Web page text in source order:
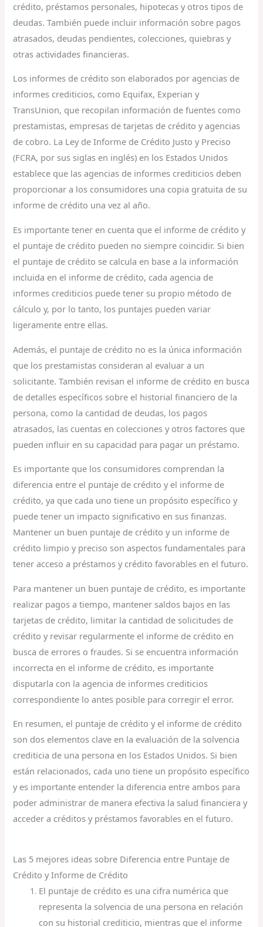
crédito, préstamos personales, hipotecas y otros tipos de
deudas. También puede incluir información sobre pagos
atrasados, deudas pendientes, colecciones, quiebras y
otras actividades financieras.
Los informes de crédito son elaborados por agencias de
informes crediticios, como Equifax, Experian y
TransUnion, que recopilan información de fuentes como
prestamistas, empresas de tarjetas de crédito y agencias
de cobro. La Ley de Informe de Crédito Justo y Preciso
(FCRA, por sus siglas en inglés) en los Estados Unidos
establece que las agencias de informes crediticios deben
proporcionar a los consumidores una copia gratuita de su
informe de crédito una vez al año.
Es importante tener en cuenta que el informe de crédito y
el puntaje de crédito pueden no siempre coincidir. Si bien
el puntaje de crédito se calcula en base a la información
incluida en el informe de crédito, cada agencia de
informes crediticios puede tener su propio método de
cálculo y, por lo tanto, los puntajes pueden variar
ligeramente entre ellas.
Además, el puntaje de crédito no es la única información
que los prestamistas consideran al evaluar a un
solicitante. También revisan el informe de crédito en busca
de detalles específicos sobre el historial financiero de la
persona, como la cantidad de deudas, los pagos
atrasados, las cuentas en colecciones y otros factores que
pueden influir en su capacidad para pagar un préstamo.
Es importante que los consumidores comprendan la
diferencia entre el puntaje de crédito y el informe de
crédito, ya que cada uno tiene un propósito específico y
puede tener un impacto significativo en sus finanzas.
Mantener un buen puntaje de crédito y un informe de
crédito limpio y preciso son aspectos fundamentales para
tener acceso a préstamos y crédito favorables en el futuro.
Para mantener un buen puntaje de crédito, es importante
realizar pagos a tiempo, mantener saldos bajos en las
tarjetas de crédito, limitar la cantidad de solicitudes de
crédito y revisar regularmente el informe de crédito en
busca de errores o fraudes. Si se encuentra información
incorrecta en el informe de crédito, es importante
disputarla con la agencia de informes crediticios
correspondiente lo antes posible para corregir el error.
En resumen, el puntaje de crédito y el informe de crédito
son dos elementos clave en la evaluación de la solvencia
crediticia de una persona en los Estados Unidos. Si bien
están relacionados, cada uno tiene un propósito específico
y es importante entender la diferencia entre ambos para
poder administrar de manera efectiva la salud financiera y
acceder a créditos y préstamos favorables en el futuro.
Las 5 mejores ideas sobre Diferencia entre Puntaje de
Crédito y Informe de Crédito
El puntaje de crédito es una cifra numérica que
representa la solvencia de una persona en relación
con su historial crediticio, mientras que el informe